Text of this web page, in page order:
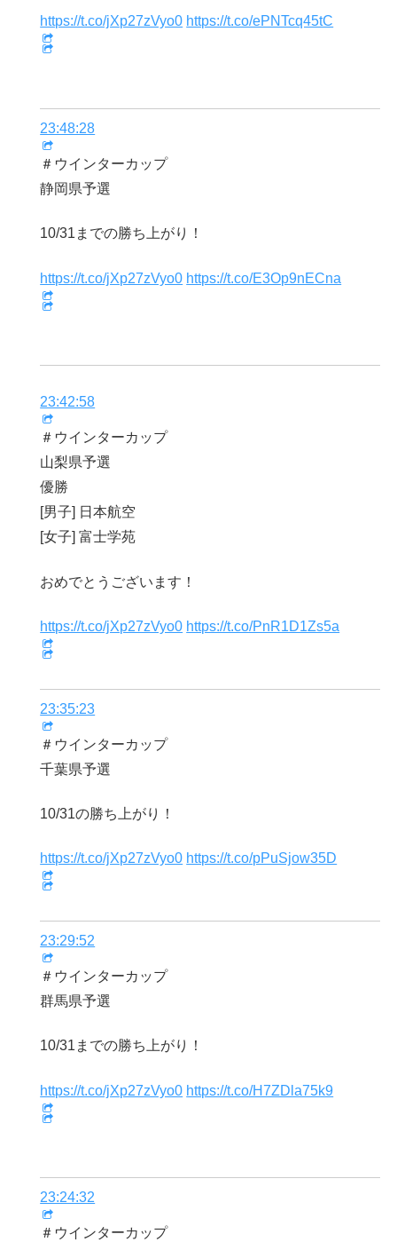
https://t.co/jXp27zVyo0 https://t.co/ePNTcq45tC
23:48:28
＃ウインターカップ
静岡県予選
10/31までの勝ち上がり！
https://t.co/jXp27zVyo0 https://t.co/E3Op9nECna
23:42:58
＃ウインターカップ
山梨県予選
優勝
[男子] 日本航空
[女子] 富士学苑
おめでとうございます！
https://t.co/jXp27zVyo0 https://t.co/PnR1D1Zs5a
23:35:23
＃ウインターカップ
千葉県予選
10/31の勝ち上がり！
https://t.co/jXp27zVyo0 https://t.co/pPuSjow35D
23:29:52
＃ウインターカップ
群馬県予選
10/31までの勝ち上がり！
https://t.co/jXp27zVyo0 https://t.co/H7ZDla75k9
23:24:32
＃ウインターカップ